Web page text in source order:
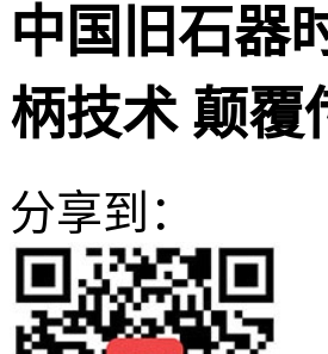
中国旧石器
柄技术 颠覆
分享到：